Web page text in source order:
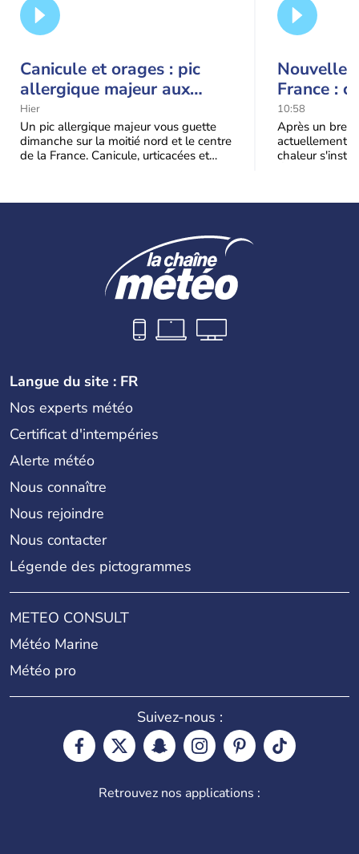
Canicule et orages : pic
allergique majeur aux
urticacées sur la moitié
nord
Hier
Un pic allergique majeur vous guette
dimanche sur la moitié nord et le centre
de la France. Canicule, urticacées et
Nouvelle
France :
10:58
Après un bref
actuellement,
chaleur
Langue du site : FR
Nos experts météo
Certificat d'intempéries
Alerte météo
Nous connaître
Nous rejoindre
Nous contacter
Légende des pictogrammes
METEO CONSULT
Météo Marine
Météo pro
Suivez-nous :
Retrouvez nos applications :